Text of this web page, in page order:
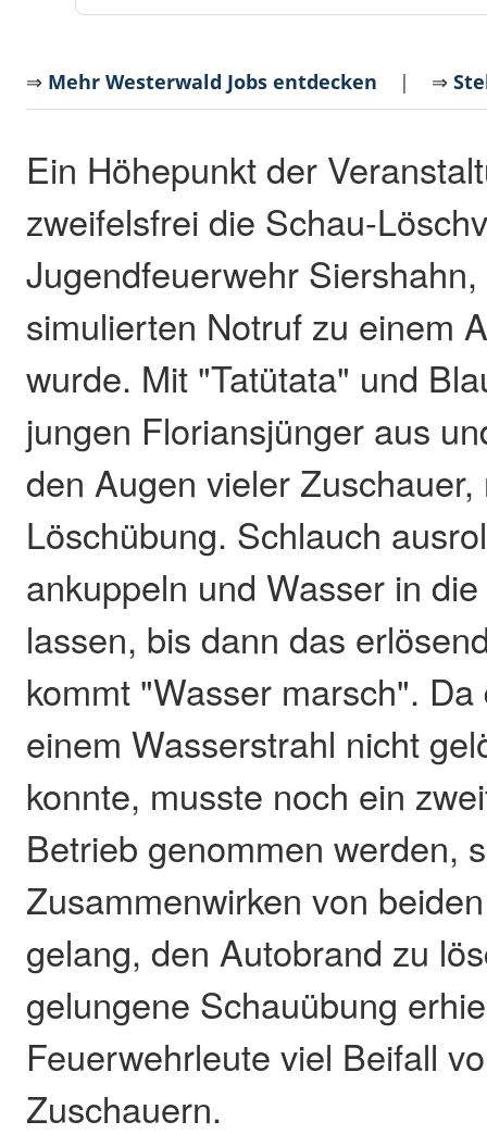
⇒ Mehr Westerwald Jobs entdecken | ⇒
Ein Höhepunkt der
zweifelsfrei die Schau-
Jugendfeuerwehr
simulierten Notruf zu einem
wurde. Mit "Tatütata" und
jungen Floriansjünger aus
den Augen vieler Zuschauer,
Löschübung. Schlauch
ankuppeln und Wasser in
lassen, bis dann das
kommt "Wasser marsch".
einem Wasserstrahl nicht
konnte, musste noch ein
Betrieb genommen werden,
Zusammenwirken von
gelang, den Autobrand zu
gelungene Schauübung
Feuerwehrleute viel Beifall
Zuschauern.